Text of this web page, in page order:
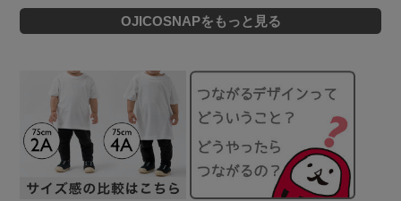
OJICOSNAPをもっと見る